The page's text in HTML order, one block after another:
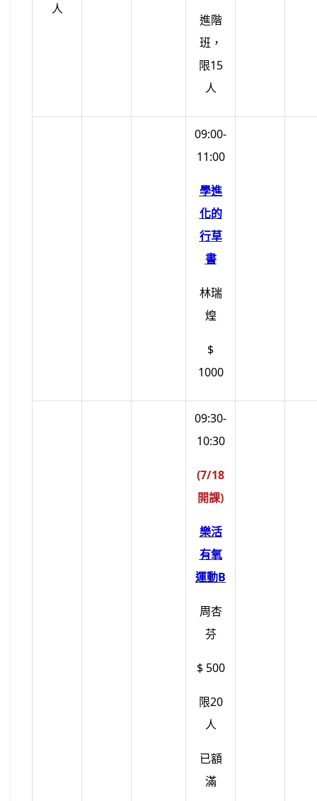
人
進階
班，
限15
人
09:00-
11:00
學進
化的
行草
書
林瑞
煌
$
1000
09:30-
10:30
(7/18
開課)
樂活
有氧
運動B
周杏
芬
$ 500
限20
人
已額
滿